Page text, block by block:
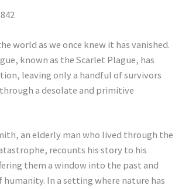
world as we once knew it has vanished.
known as the Scarlet Plague, has
leaving only a handful of survivors
a desolate and primitive
an elderly man who lived through the
recounts his story to his
them a window into the past and
humanity. In a setting where nature has